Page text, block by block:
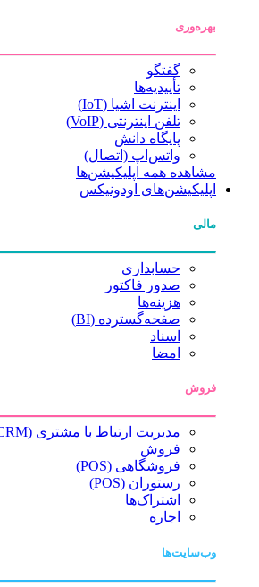
بهره‌وری
گفتگو
تأییدیه‌ها
اینترنت اشیا (IoT)
تلفن اینترنتی (VoIP)
پایگاه دانش
واتس‌اپ (اتصال)
مشاهده همه اپلیکیشن‌ها
اپلیکیشن‌های اودونیکس
مالی
حسابداری
صدور فاکتور
هزینه‌ها
صفحه‌گسترده (BI)
اسناد
امضا
فروش
مدیریت ارتباط با مشتری (CRM)
فروش
فروشگاهی (POS)
رستوران (POS)
اشتراک‌ها
اجاره
وب‌سایت‌ها